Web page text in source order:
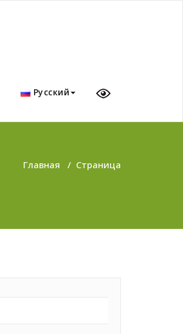
Русский
Главная / Страница